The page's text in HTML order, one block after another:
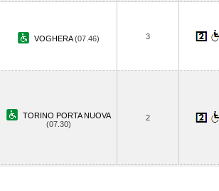
VOGHERA(07.46) 3
TORINO PORTA NUOVA
(07.30)
2